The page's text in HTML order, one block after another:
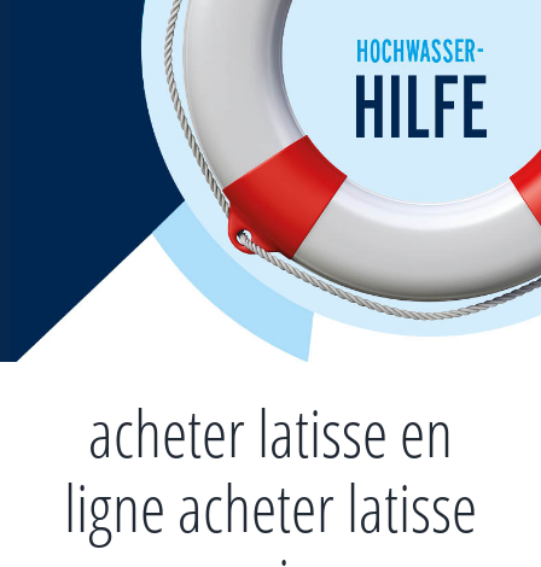
acheter latisse en
ligne acheter latisse